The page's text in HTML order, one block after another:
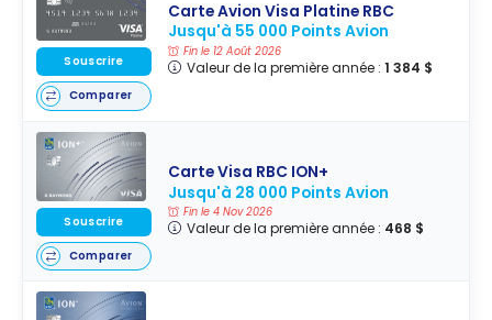
Carte Avion Visa Platine RBC
Jusqu'à 55 000 Points Avion
Fin le 12 Août 2026
Valeur de la première année : 1 384 $
Souscrire
Comparer
Carte Visa RBC ION+
Jusqu'à 28 000 Points Avion
Fin le 4 Nov 2026
Valeur de la première année : 468 $
Souscrire
Comparer